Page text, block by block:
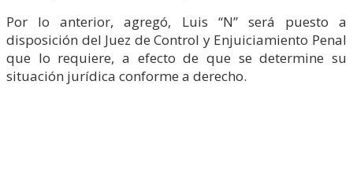
Por lo anterior, agregó, Luis “N” será puesto a
disposición del Juez de Control y Enjuiciamiento Penal
que lo requiere, a efecto de que se determine su
situación jurídica conforme a derecho.